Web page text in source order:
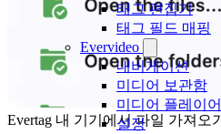
태그 편집기
태그 필드 매핑
Evervideo
내비게이션
미디어 보관함
미디어 플레이어
설정
Evertag 내 기기에서 파일 가져오기